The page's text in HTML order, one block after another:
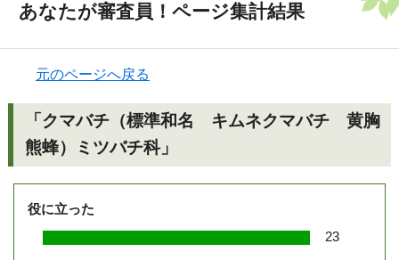
あなたが審査員！ページ集計結果
元のページへ戻る
「クマバチ（標準和名 キムネクマバチ 黄胸
熊蜂）ミツバチ科」
役に立った
23